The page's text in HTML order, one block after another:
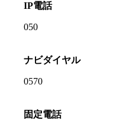
IP電話
050
ナビダイヤル
0570
固定電話